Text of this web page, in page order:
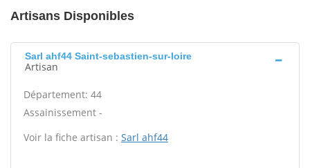
Artisans Disponibles
Sarl ahf44 Saint-sebastien-sur-loire
Artisan
Département: 44
Assainissement -
Voir la fiche artisan : Sarl ahf44